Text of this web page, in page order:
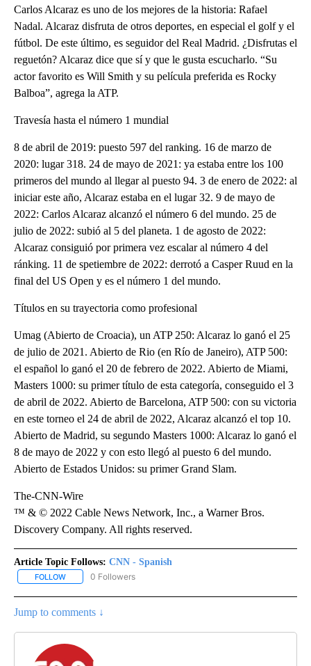
Carlos Alcaraz es uno de los mejores de la historia: Rafael
Nadal. Alcaraz disfruta de otros deportes, en especial el golf y el
fútbol. De este último, es seguidor del Real Madrid. ¿Disfrutas el
reguetón? Alcaraz dice que sí y que le gusta escucharlo. “Su
actor favorito es Will Smith y su película preferida es Rocky
Balboa”, agrega la ATP.
Travesía hasta el número 1 mundial
8 de abril de 2019: puesto 597 del ranking. 16 de marzo de
2020: lugar 318. 24 de mayo de 2021: ya estaba entre los 100
primeros del mundo al llegar al puesto 94. 3 de enero de 2022: al
iniciar este año, Alcaraz estaba en el lugar 32. 9 de mayo de
2022: Carlos Alcaraz alcanzó el número 6 del mundo. 25 de
julio de 2022: subió al 5 del planeta. 1 de agosto de 2022:
Alcaraz consiguió por primera vez escalar al número 4 del
ránking. 11 de spetiembre de 2022: derrotó a Casper Ruud en la
final del US Open y es el número 1 del mundo.
Títulos en su trayectoria como profesional
Umag (Abierto de Croacia), un ATP 250: Alcaraz lo ganó el 25
de julio de 2021. Abierto de Rio (en Río de Janeiro), ATP 500:
el español lo ganó el 20 de febrero de 2022. Abierto de Miami,
Masters 1000: su primer título de esta categoría, conseguido el 3
de abril de 2022. Abierto de Barcelona, ATP 500: con su victoria
en este torneo el 24 de abril de 2022, Alcaraz alcanzó el top 10.
Abierto de Madrid, su segundo Masters 1000: Alcaraz lo ganó el
8 de mayo de 2022 y con esto llegó al puesto 6 del mundo.
Abierto de Estados Unidos: su primer Grand Slam.
The-CNN-Wire
™ & © 2022 Cable News Network, Inc., a Warner Bros.
Discovery Company. All rights reserved.
Article Topic Follows: CNN - Spanish
FOLLOW FOLLOW "CNN - SPANISH" TO RECEIVE NOTIFICATIONS ABOUT
0 Followers
Jump to comments ↓